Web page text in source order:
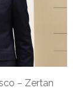
– Zertan